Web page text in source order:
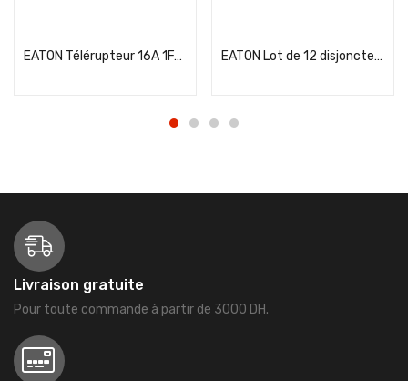
EATON Télérupteur 16A 1F/NO monophasé – 265262 EATON Lot de 12 disjoncteurs 10A auto Ph+N courbe C 4.5kA 230V – EAT109128-L12
Livraison gratuite
Pour toute commande à partir de 3000 DH.